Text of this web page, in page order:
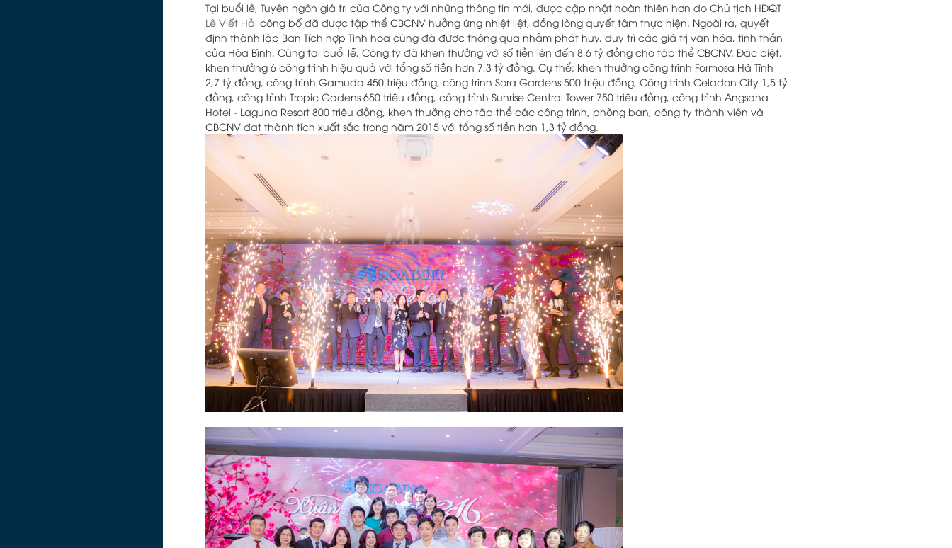
Tại buổi lễ, Tuyên ngôn giá trị của Công ty với những thông tin mới, được cập nhật hoàn thiện hơn do Chủ tịch HĐQT
Lê Viết Hải công bố đã được tập thể CBCNV hưởng ứng nhiệt liệt, đồng lòng quyết tâm thực hiện. Ngoài ra, quyết
định thành lập Ban Tích hợp Tinh hoa cũng đã được thông qua nhằm phát huy, duy trì các giá trị văn hóa, tinh thần
của Hòa Bình. Cũng tại buổi lễ, Công ty đã khen thưởng với số tiền lên đến 8,6 tỷ đồng cho tập thể CBCNV. Đặc biệt,
khen thưởng 6 công trình hiệu quả với tổng số tiền hơn 7,3 tỷ đồng. Cụ thể: khen thưởng công trình Formosa Hà Tĩnh
2,7 tỷ đồng, công trình Gamuda 450 triệu đồng, công trình Sora Gardens 500 triệu đồng, Công trình Celadon City 1,5 tỷ
đồng, công trình Tropic Gadens 650 triệu đồng, công trình Sunrise Central Tower 750 triệu đồng, công trình Angsana
Hotel - Laguna Resort 800 triệu đồng, khen thưởng cho tập thể các công trình, phòng ban, công ty thành viên và
CBCNV đạt thành tích xuất sắc trong năm 2015 với tổng số tiền hơn 1,3 tỷ đồng.